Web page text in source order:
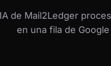
de Mail2Ledger
en una fila de